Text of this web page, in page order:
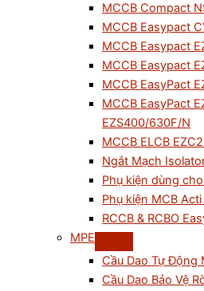
MCCB Compact
MCCB Easypact
MCCB Easypact
MCCB Easypact
MCCB EasyPact
MCCB EasyPact
EZS400/630F/N
MCCB ELCB
Ngắt Mạch
Phụ kiện dùng
Phụ kiện MCB
RCCB & RCBO
MPE
Cầu Dao Tự Động
Cầu Dao Bảo Vệ